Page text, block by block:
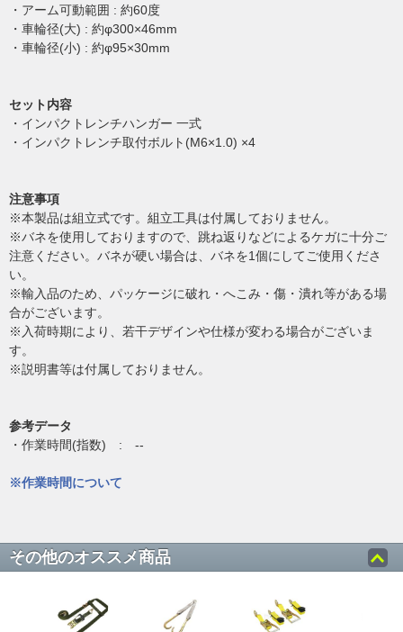
・アーム可動範囲 : 約60度
・車輪径(大) : 約φ300×46mm
・車輪径(小) : 約φ95×30mm
セット内容
・インパクトレンチハンガー 一式
・インパクトレンチ取付ボルト(M6×1.0) ×4
注意事項
※本製品は組立式です。組立工具は付属しておりません。
※バネを使用しておりますので、跳ね返りなどによるケガに十分ご
注意ください。バネが硬い場合は、バネを1個にしてご使用くださ
い。
※輸入品のため、パッケージに破れ・へこみ・傷・潰れ等がある場
合がございます。
※入荷時期により、若干デザインや仕様が変わる場合がございま
す。
※説明書等は付属しておりません。
参考データ
・作業時間(指数) : --
※作業時間について
その他のオススメ商品